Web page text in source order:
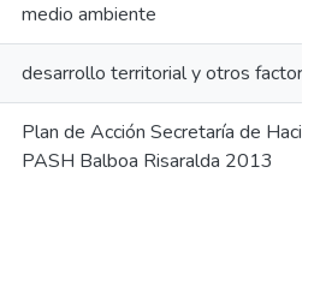
medio ambiente
desarrollo territorial y otros
Plan de Acción Secretaría de
PASH Balboa Risaralda 2013